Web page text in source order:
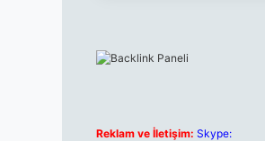
Reklam ve İletişim: Skype: